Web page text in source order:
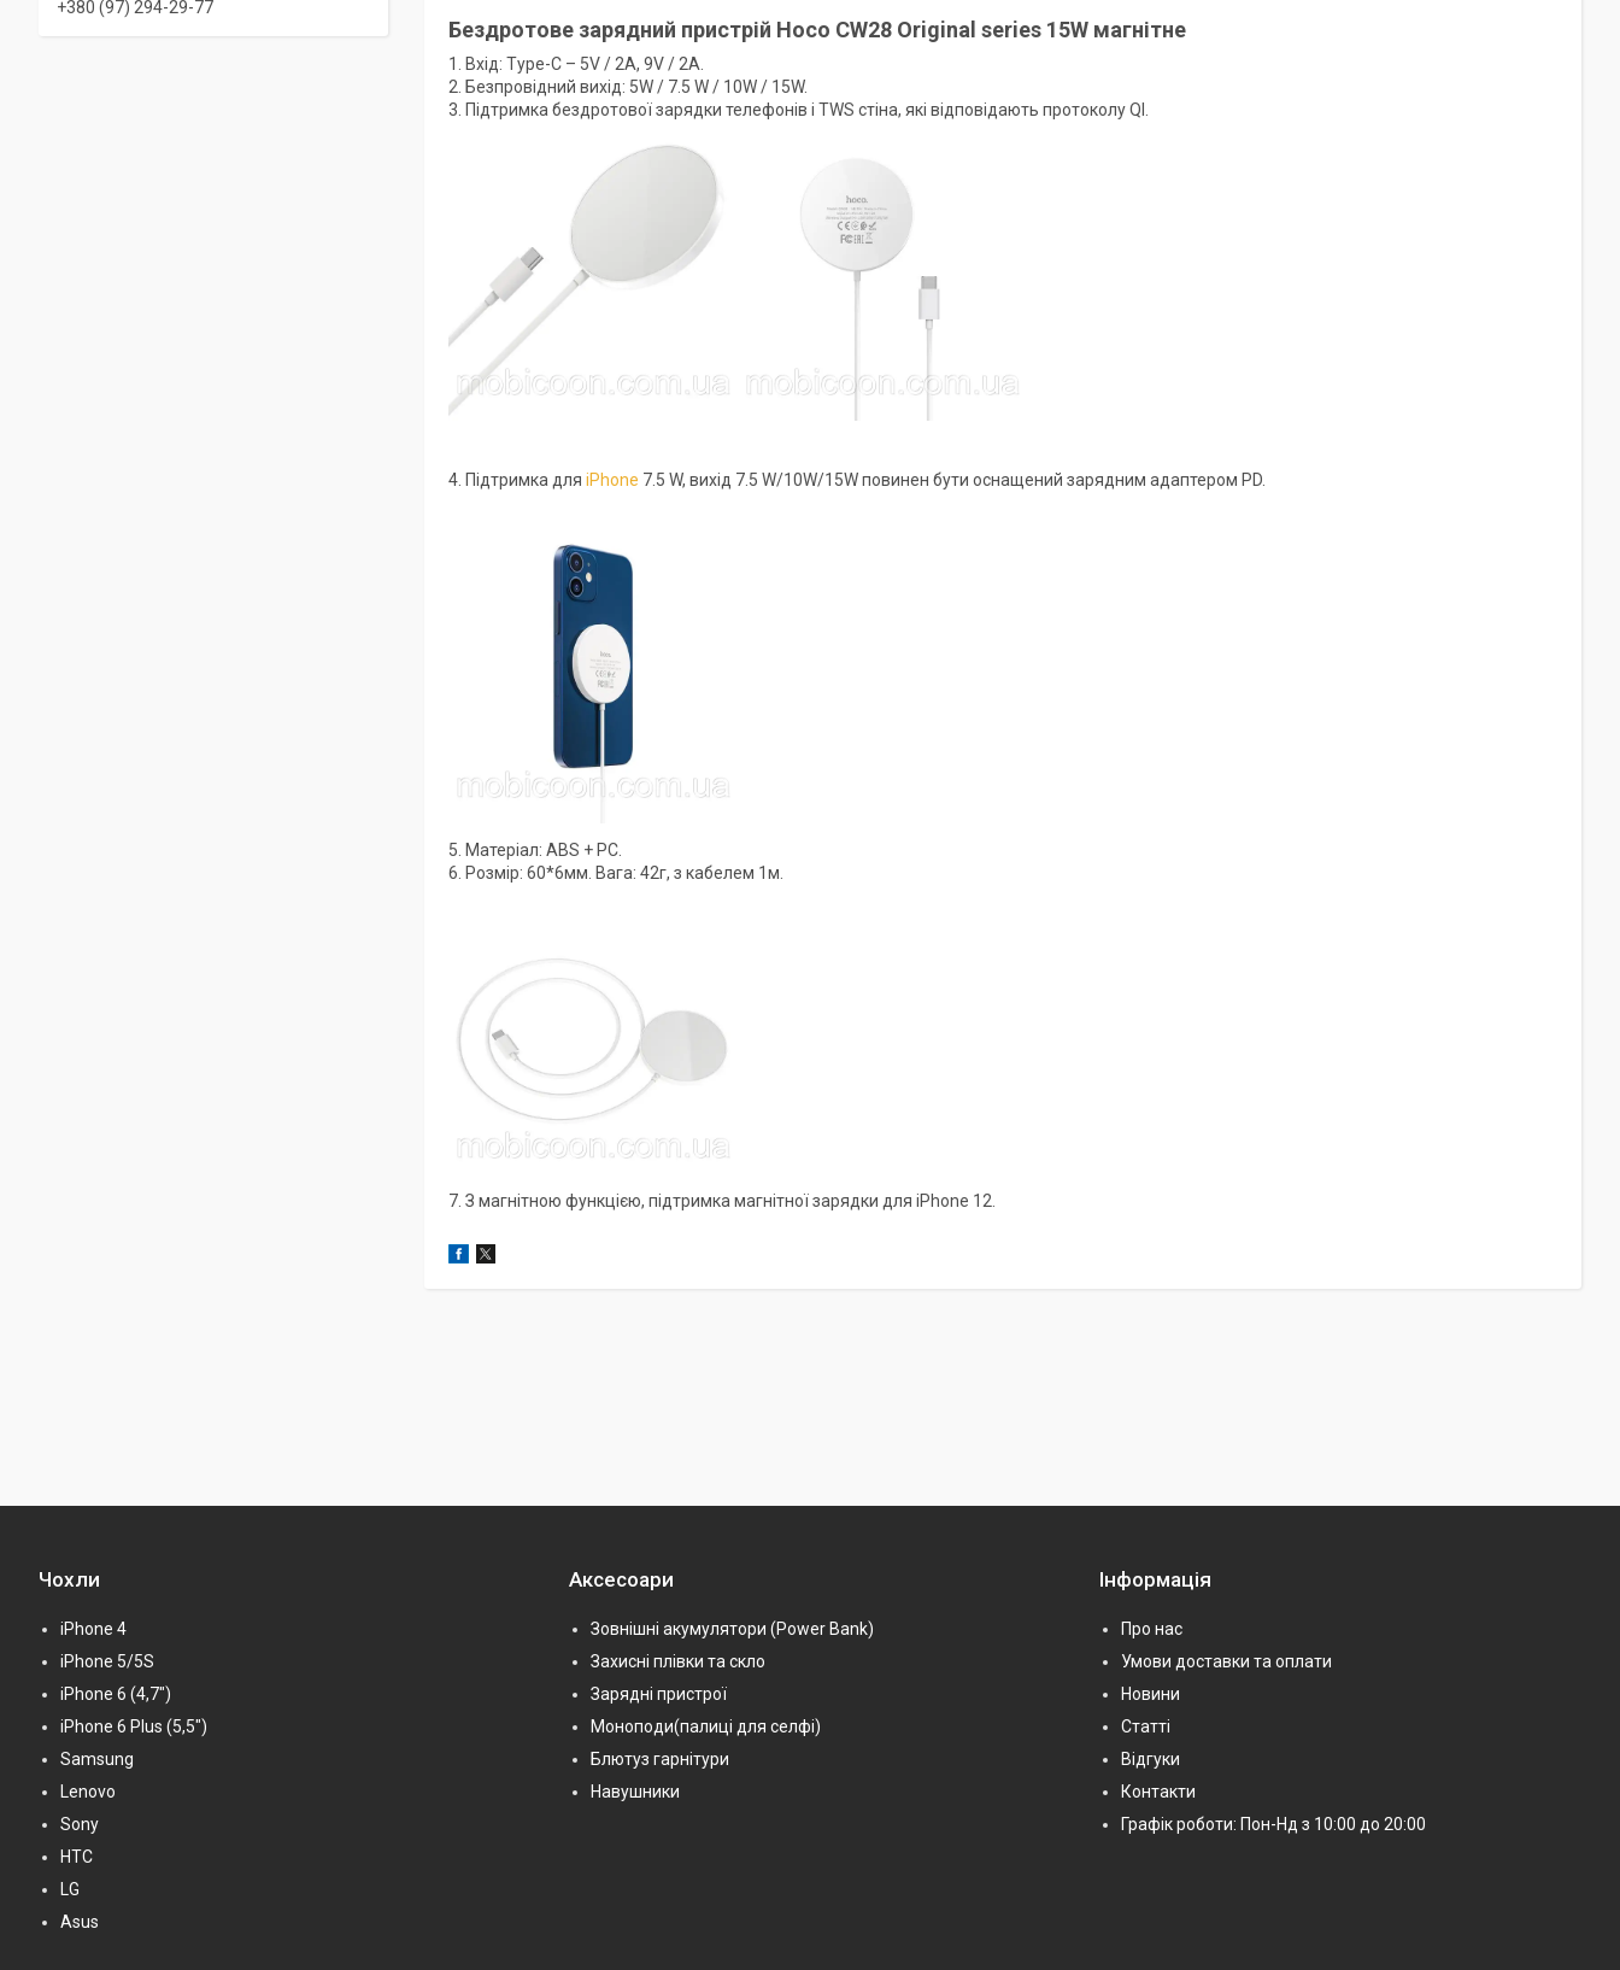
Бездротове зарядний пристрій Hoco CW28 Original series 15W магнітне
1. Вхід: Type-C – 5V / 2A, 9V / 2A.
2. Безпровідний вихід: 5W / 7.5 W / 10W / 15W.
3. Підтримка бездротової зарядки телефонів і TWS стіна, які відповідають протоколу QI.
4. Підтримка для iPhone 7.5 W, вихід 7.5 W/10W/15W повинен бути оснащений зарядним адаптером PD.
5. Матеріал: ABS + PC.
6. Розмір: 60*6мм. Вага: 42г, з кабелем 1м.
7. З магнітною функцією, підтримка магнітної зарядки для iPhone 12.
+380 (97) 294-29-77
Чохли
iPhone 4
iPhone 5/5S
iPhone 6 (4,7")
iPhone 6 Plus (5,5")
Samsung
Lenovo
Sony
HTC
LG
Asus
Аксесоари
Зовнішні акумулятори (Power Bank)
Захисні плівки та скло
Зарядні пристрої
Моноподи(палиці для селфі)
Блютуз гарнітури
Навушники
Інформація
Про нас
Умови доставки та оплати
Новини
Статті
Відгуки
Контакти
Графік роботи: Пон-Нд з 10:00 до 20:00